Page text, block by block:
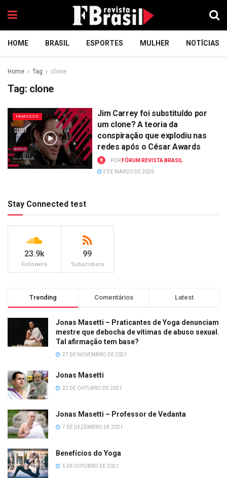
HOME BRASIL ESPORTES MULHER NOTÍCIAS
Home Tag clone
Tag: clone
FAMOSOS
Jim Carrey foi substituído por
um clone? A teoria da
conspiração que explodiu nas
redes após o César Awards
POR FÓRUM REVISTA BRASIL
2 DE MARÇO DE 2026
Stay Connected test
23.9k
Followers
99
Subscribers
Trending Comentários Latest
Jonas Masetti – Praticantes de Yoga denunciam
mestre que debocha de vítimas de abuso sexual.
Tal afirmação tem base?
27 DE NOVEMBRO DE 2021
Jonas Masetti
22 DE OUTUBRO DE 2021
Jonas Masetti – Professor de Vedanta
7 DE DEZEMBRO DE 2021
Benefícios do Yoga
5 DE OUTUBRO DE 2021